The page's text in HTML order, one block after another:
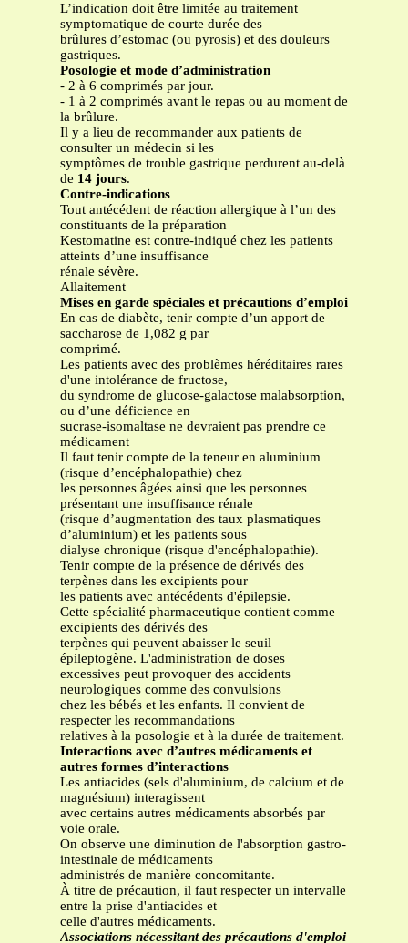
L’indication doit être limitée au traitement
symptomatique de courte durée des
brûlures d’estomac (ou pyrosis) et des douleurs
gastriques.
Posologie et mode d’administration
- 2 à 6 comprimés par jour.
- 1 à 2 comprimés avant le repas ou au moment de
la brûlure.
Il y a lieu de recommander aux patients de
consulter un médecin si les
symptômes de trouble gastrique perdurent au-delà
de 14 jours.
Contre-indications
Tout antécédent de réaction allergique à l’un des
constituants de la préparation
Kestomatine est contre-indiqué chez les patients
atteints d’une insuffisance
rénale sévère.
Allaitement
Mises en garde spéciales et précautions d’emploi
En cas de diabète, tenir compte d’un apport de
saccharose de 1,082 g par
comprimé.
Les patients avec des problèmes héréditaires rares
d'une intolérance de fructose,
du syndrome de glucose-galactose malabsorption,
ou d’une déficience en
sucrase-isomaltase ne devraient pas prendre ce
médicament
Il faut tenir compte de la teneur en aluminium
(risque d’encéphalopathie) chez
les personnes âgées ainsi que les personnes
présentant une insuffisance rénale
(risque d’augmentation des taux plasmatiques
d’aluminium) et les patients sous
dialyse chronique (risque d'encéphalopathie).
Tenir compte de la présence de dérivés des
terpènes dans les excipients pour
les patients avec antécédents d'épilepsie.
Cette spécialité pharmaceutique contient comme
excipients des dérivés des
terpènes qui peuvent abaisser le seuil
épileptogène. L'administration de doses
excessives peut provoquer des accidents
neurologiques comme des convulsions
chez les bébés et les enfants. Il convient de
respecter les recommandations
relatives à la posologie et à la durée de traitement.
Interactions avec d’autres médicaments et
autres formes d’interactions
Les antiacides (sels d'aluminium, de calcium et de
magnésium) interagissent
avec certains autres médicaments absorbés par
voie orale.
On observe une diminution de l'absorption gastro-
intestinale de médicaments
administrés de manière concomitante.
À titre de précaution, il faut respecter un intervalle
entre la prise d'antiacides et
celle d'autres médicaments.
Associations nécessitant des précautions d'emploi